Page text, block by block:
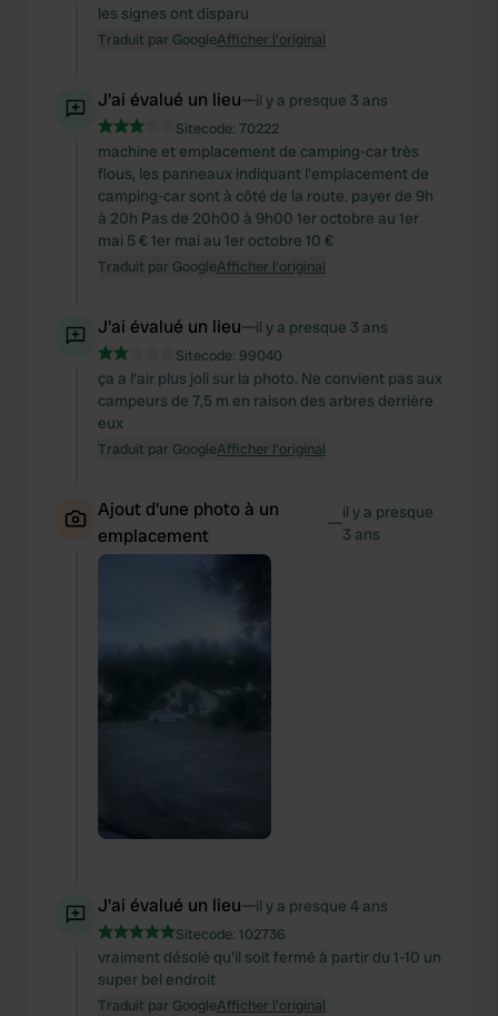
les signes ont disparu
Traduit par GoogleAfficher l'original
J'ai évalué un lieu—il y a presque 3 ans
Sitecode: 70222
machine et emplacement de camping-car très
flous, les panneaux indiquant l'emplacement de
camping-car sont à côté de la route. payer de 9h
à 20h Pas de 20h00 à 9h00 1er octobre au 1er
mai 5 € 1er mai au 1er octobre 10 €
Traduit par GoogleAfficher l'original
J'ai évalué un lieu—il y a presque 3 ans
Sitecode: 99040
ça a l'air plus joli sur la photo. Ne convient pas aux
campeurs de 7,5 m en raison des arbres derrière
eux
Traduit par GoogleAfficher l'original
Ajout d'une photo à un
emplacement
—il y a presque
3 ans
J'ai évalué un lieu—il y a presque 4 ans
Sitecode: 102736
vraiment désolé qu'il soit fermé à partir du 1-10 un
super bel endroit
Traduit par GoogleAfficher l'original